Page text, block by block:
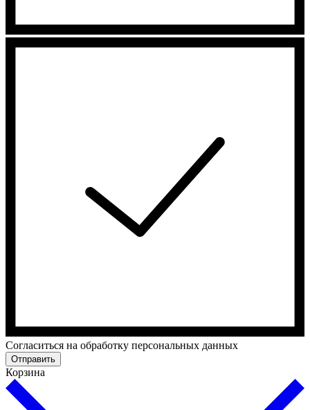
Согласиться на обработку персональных данных
Отправить
Корзина